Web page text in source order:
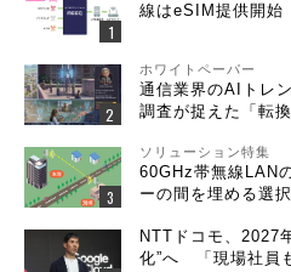
線はeSIM提供開始
ホワイトペーパー
通信業界のAIトレ
調査が捉えた「転換
ソリューション特集
60GHz帯無線LAN
ーの間を埋める選
NTTドコモ、2027
化”へ 「現場社員